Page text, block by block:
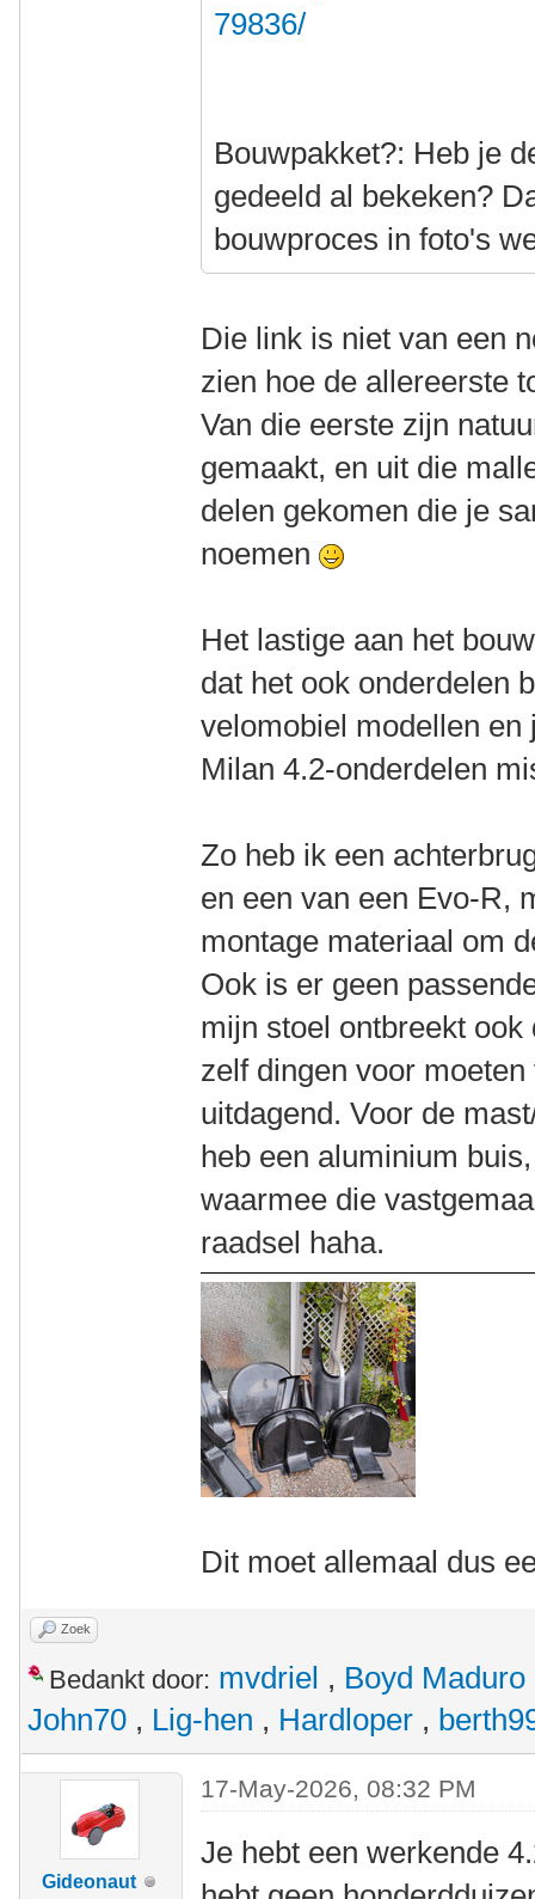
79836/
Bouwpakket?: Heb je
gedeeld al bekeken?
bouwproces in foto's
Die link is niet van een
zien hoe de allereerste
Van die eerste zijn
gemaakt, en uit die
delen gekomen die je
noemen
Het lastige aan het
dat het ook onderdelen
velomobiel modellen
Milan 4.2-onderdelen
Zo heb ik een
en een van een Evo-R,
montage materiaal om
Ook is er geen
mijn stoel ontbreekt
zelf dingen voor
uitdagend. Voor de
heb een aluminium
waarmee die
raadsel haha.
Dit moet allemaal dus
Zoek
Bedankt door: mvdriel , Boyd Maduro
John70 , Lig-hen , Hardloper ,
Gideonaut
17-May-2026, 08:32 PM
Je hebt een werkende